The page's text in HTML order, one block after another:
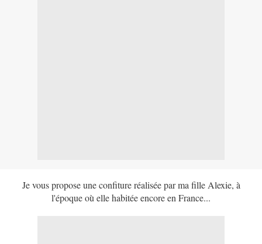
Je vous propose une confiture réalisée par ma fille Alexie, à
l'époque où elle habitée encore en France...